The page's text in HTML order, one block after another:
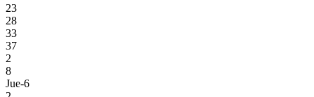
23
28
33
37
2
8
Jue-6